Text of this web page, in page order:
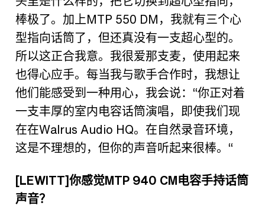
棒极了。加上MTP 550 DM，我就有三个心
型指向话筒了，但还真没有一支超心型的。
所以这正合我意。我很爱那支麦，使用起来
也得心应手。每当我与歌手合作时，我想让
他们能感受到一种用心，我会说： “你正对着
一支丰厚的室内电容话筒演唱，即使我们现
在在Walrus Audio HQ。在自然录音环境，
这是不理想的，但你的声音听起来很棒。 “
[LEWITT]你感觉MTP 940 CM电容手持话筒
声音？